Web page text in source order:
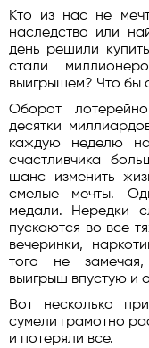
Кто из нас не
наследство или
день решили
стали
выигрышем? Что бы
Оборот
десятки
каждую неделю
счастливчика
шанс изменить
смелые мечты.
медали. Нередки
пускаются во все
вечеринки,
того не замечая,
выигрыш впустую и
Вот несколько
сумели грамотно
и потеряли все.